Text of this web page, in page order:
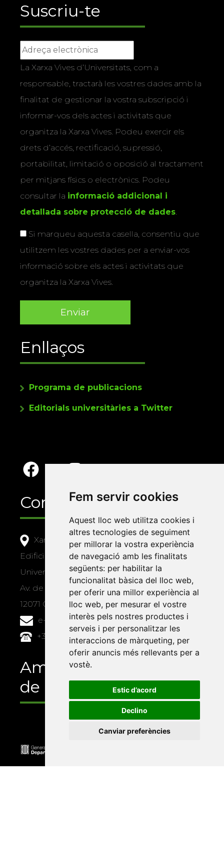
Fem servir cookies
Aquest lloc web utilitza cookies i
altres tecnologies de seguiment
per millorar la vostra experiència
de navegació amb les finalitats
següents: per habilitar la
funcionalitat bàsica del lloc web,
per oferir una millor experiència al
lloc web, per mesurar el vostre
interès pels nostres productes i
serveis i per personalitzar les
interaccions de màrqueting, per
oferir anuncis més rellevants per a
vostè.
Estic d’acord
Declino
Canviar preferències
Suscriu-te
La Xarxa Vives d’Universitats, com a
responsable, tractarà les vostres dades amb la
finalitat de gestionar la vostra subscripció i
informar-vos dels actes i activitats que
organitza la Xarxa Vives. Podeu exercir els
drets d’accés, rectificació, supressió,
portabilitat, limitació o oposició al tractament
per mitjans físics o electrònics. Podeu
consultar la informació addicional i
detallada sobre protecció de dades.
Si marqueu aquesta casella, consentiu que
utilitzem les vostres dades per a enviar-vos
informació sobre els actes i activitats que
organitza la Xarxa Vives.
Enllaços
Programa de publicacions
Editorials universitàries a Twitter
Contacte
Xarxa Vives d'Universitats
Edifici Àgora
Universitat Jaume I, local 10
Av. de Vicent Sos Baynat, s/n
12071 Castelló de la Plana
e-buc@vives.org
+34 964 72 89 93
Amb el suport
de